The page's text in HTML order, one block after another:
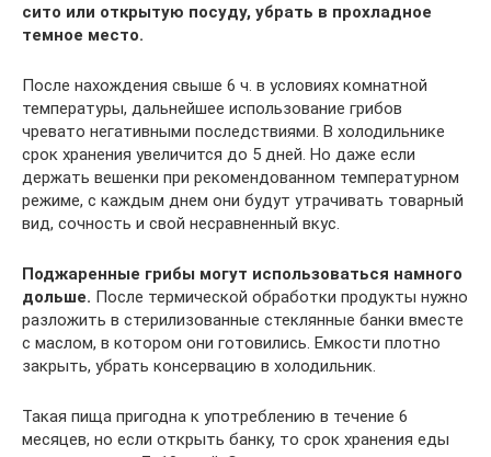
сито или открытую посуду, убрать в прохладное
темное место.
После нахождения свыше 6 ч. в условиях комнатной
температуры, дальнейшее использование грибов
чревато негативными последствиями. В холодильнике
срок хранения увеличится до 5 дней. Но даже если
держать вешенки при рекомендованном температурном
режиме, с каждым днем они будут утрачивать товарный
вид, сочность и свой несравненный вкус.
Поджаренные грибы могут использоваться намного
дольше. После термической обработки продукты нужно
разложить в стерилизованные стеклянные банки вместе
с маслом, в котором они готовились. Емкости плотно
закрыть, убрать консервацию в холодильник.
Такая пища пригодна к употреблению в течение 6
месяцев, но если открыть банку, то срок хранения еды